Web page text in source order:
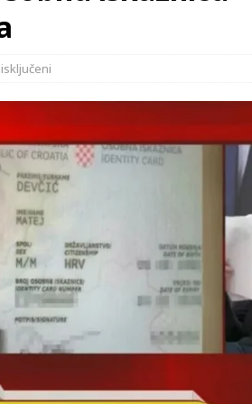
29. srpnja 2018, preminuo je glazbeni genij
o Oluji: Hrvati imaju što slaviti, dobili su ono